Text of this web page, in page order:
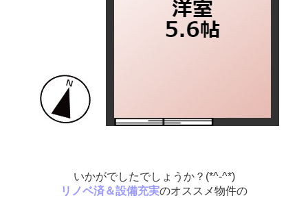
いかがでしたでしょうか？(*^-^*)
リノベ済＆設備充実のオススメ物件の